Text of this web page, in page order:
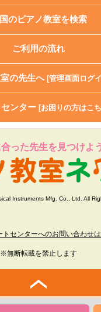
のピアノ教室を検索
ご利用の流れ
の先生へ[管理画面ログ
ンター [お困りの方はこ
った先生を見つけよ
Instruments Mfg. Co., Ltd. All
トセンターへのお問い合わせ
※無断転載を禁止します